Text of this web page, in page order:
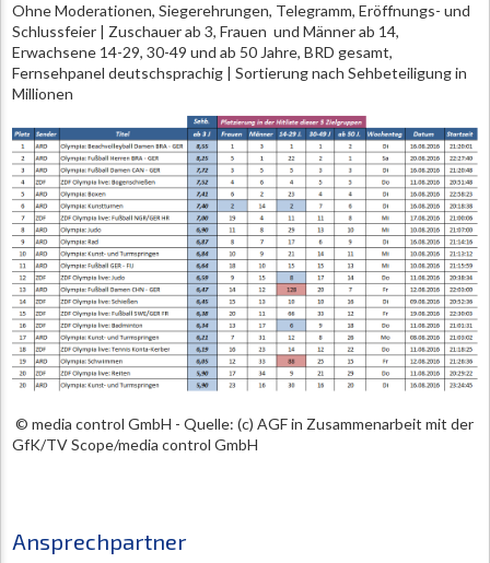
Ohne Moderationen, Siegerehrungen, Telegramm, Eröffnungs- und
Schlussfeier | Zuschauer ab 3, Frauen und Männer ab 14,
Erwachsene 14-29, 30-49 und ab 50 Jahre, BRD gesamt,
Fernsehpanel deutschsprachig | Sortierung nach Sehbeteiligung in
Millionen
© media control GmbH - Quelle: (c) AGF in Zusammenarbeit mit der
GfK/TV Scope/media control GmbH
Ansprechpartner